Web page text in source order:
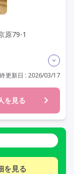
原79-1
ー2級)
常勤
以上
上
更新日 : 2026/03/17
を見る
を見る